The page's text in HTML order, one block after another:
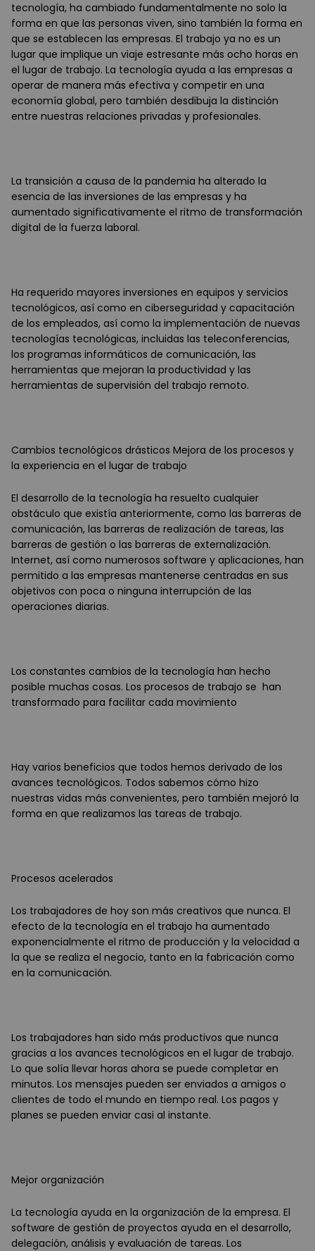
tecnología, ha cambiado fundamentalmente no solo la
forma en que las personas viven, sino también la forma en
que se establecen las empresas. El trabajo ya no es un
lugar que implique un viaje estresante más ocho horas en
el lugar de trabajo. La tecnología ayuda a las empresas a
operar de manera más efectiva y competir en una
economía global, pero también desdibuja la distinción
entre nuestras relaciones privadas y profesionales.
La transición a causa de la pandemia ha alterado la
esencia de las inversiones de las empresas y ha
aumentado significativamente el ritmo de transformación
digital de la fuerza laboral.
Ha requerido mayores inversiones en equipos y servicios
tecnológicos, así como en ciberseguridad y capacitación
de los empleados, así como la implementación de nuevas
tecnologías tecnológicas, incluidas las teleconferencias,
los programas informáticos de comunicación, las
herramientas que mejoran la productividad y las
herramientas de supervisión del trabajo remoto.
Cambios tecnológicos drásticos Mejora de los procesos y
la experiencia en el lugar de trabajo
El desarrollo de la tecnología ha resuelto cualquier
obstáculo que existía anteriormente, como las barreras de
comunicación, las barreras de realización de tareas, las
barreras de gestión o las barreras de externalización.
Internet, así como numerosos software y aplicaciones, han
permitido a las empresas mantenerse centradas en sus
objetivos con poca o ninguna interrupción de las
operaciones diarias.
Los constantes cambios de la tecnología han hecho
posible muchas cosas. Los procesos de trabajo se han
transformado para facilitar cada movimiento
Hay varios beneficios que todos hemos derivado de los
avances tecnológicos. Todos sabemos cómo hizo
nuestras vidas más convenientes, pero también mejoró la
forma en que realizamos las tareas de trabajo.
Procesos acelerados
Los trabajadores de hoy son más creativos que nunca. El
efecto de la tecnología en el trabajo ha aumentado
exponencialmente el ritmo de producción y la velocidad a
la que se realiza el negocio, tanto en la fabricación como
en la comunicación.
Los trabajadores han sido más productivos que nunca
gracias a los avances tecnológicos en el lugar de trabajo.
Lo que solía llevar horas ahora se puede completar en
minutos. Los mensajes pueden ser enviados a amigos o
clientes de todo el mundo en tiempo real. Los pagos y
planes se pueden enviar casi al instante.
Mejor organización
La tecnología ayuda en la organización de la empresa. El
software de gestión de proyectos ayuda en el desarrollo,
delegación, análisis y evaluación de tareas. Los